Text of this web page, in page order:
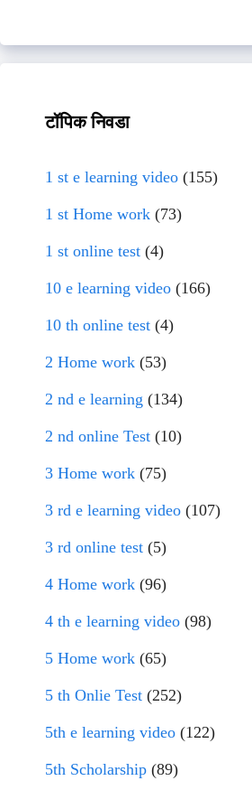
टॉपिक निवडा
1 st e learning video (155)
1 st Home work (73)
1 st online test (4)
10 e learning video (166)
10 th online test (4)
2 Home work (53)
2 nd e learning (134)
2 nd online Test (10)
3 Home work (75)
3 rd e learning video (107)
3 rd online test (5)
4 Home work (96)
4 th e learning video (98)
5 Home work (65)
5 th Onlie Test (252)
5th e learning video (122)
5th Scholarship (89)